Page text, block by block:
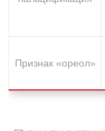
Признак «ореол»